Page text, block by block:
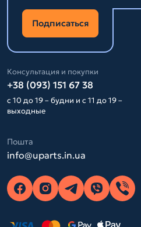
Подписаться
Консультация и покупки
+38 (093) 151 67 38
с 10 до 19 – будни и с 11 до 19 –
выходные
Пошта
info@uparts.in.ua